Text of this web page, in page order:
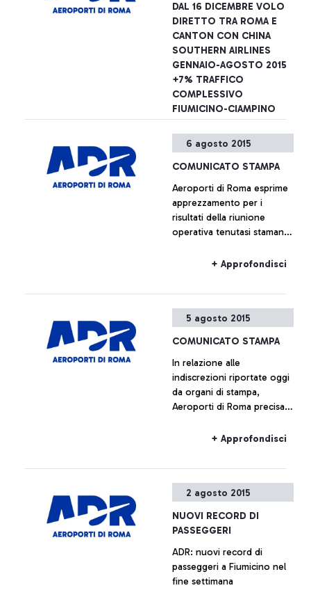
DAL 16 DICEMBRE VOLO
DIRETTO TRA ROMA E
CANTON CON CHINA
SOUTHERN AIRLINES
GENNAIO-AGOSTO 2015
+7% TRAFFICO
COMPLESSIVO
FIUMICINO-CIAMPINO
- insieme a China Southern
nuovo collegamento tra
l’aeroporto Leonardo Da
Vinci e le città di Canton e
Wuhan.
+ Approfondisci
6 agosto 2015
COMUNICATO STAMPA
Aeroporti di Roma esprime
apprezzamento per i
risultati della riunione
operativa tenutasi stamane
dell’Enac, alla quale erano
Alitalia e Enav.
+ Approfondisci
5 agosto 2015
COMUNICATO STAMPA
In relazione alle
indiscrezioni riportate oggi
da organi di stampa,
Aeroporti di Roma precisa
di alcun piano immobiliare
all’interno del sedime
+ Approfondisci
2 agosto 2015
NUOVI RECORD DI
PASSEGGERI
ADR: nuovi record di
passeggeri a Fiumicino nel
fine settimana